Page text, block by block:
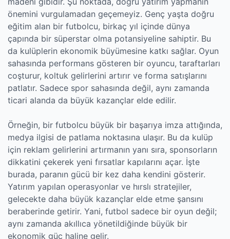
önemini vurgulamadan geçemeyiz. Genç yaşta doğru
eğitim alan bir futbolcu, birkaç yıl içinde dünya
çapında bir süperstar olma potansiyeline sahiptir. Bu
da kulüplerin ekonomik büyümesine katkı sağlar. Oyun
sahasında performans gösteren bir oyuncu, taraftarları
coşturur, koltuk gelirlerini artırır ve forma satışlarını
patlatır. Sadece spor sahasında değil, aynı zamanda
ticari alanda da büyük kazançlar elde edilir.
Örneğin, bir futbolcu büyük bir başarıya imza attığında,
medya ilgisi de patlama noktasına ulaşır. Bu da kulüp
için reklam gelirlerini artırmanın yanı sıra, sponsorların
dikkatini çekerek yeni fırsatlar kapılarını açar. İşte
burada, paranın gücü bir kez daha kendini gösterir.
Yatırım yapılan operasyonlar ve hırslı stratejiler,
gelecekte daha büyük kazançlar elde etme şansını
beraberinde getirir. Yani, futbol sadece bir oyun değil;
aynı zamanda akıllıca yönetildiğinde büyük bir
ekonomik güç haline gelir.